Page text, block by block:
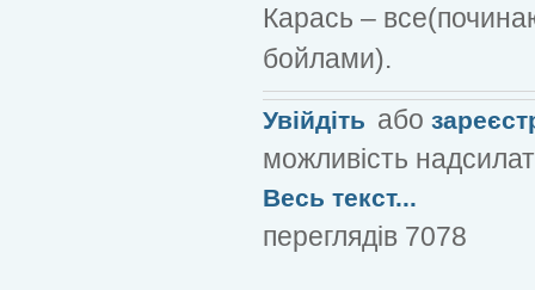
Карась –
бойлами).
Увійдіть або
можливість
Весь текст...
переглядів 7078